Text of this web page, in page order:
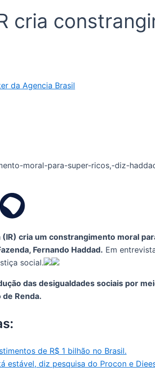
cria
da Agencia Brasil
cria um constrangimento moral
Fernando Haddad. Em
social.
das desigualdades sociais por
Renda.
de R$ 1 bilhão no Brasil.
estável, diz pesquisa do Procon e